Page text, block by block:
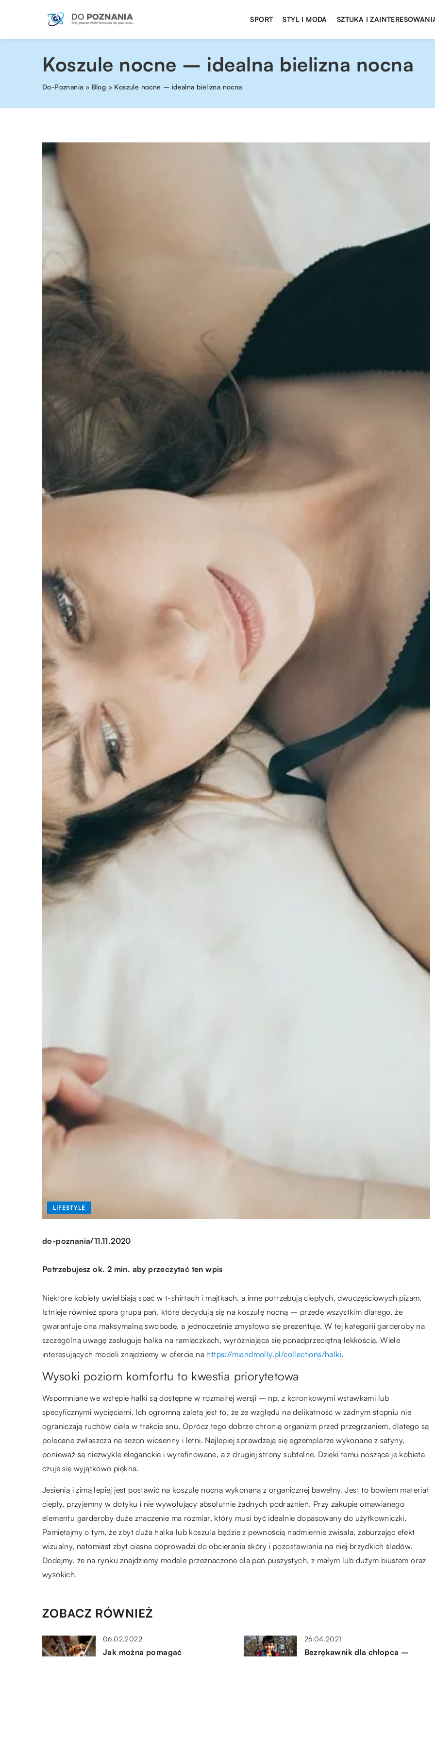
SPORT STYL I MODA SZTUKA I
Koszule nocne – idealna bielizna nocna
Do-Poznania » Blog » Koszule nocne – idealna bielizna nocna
LIFESTYLE
do-poznania/11.11.2020
Potrzebujesz ok. 2 min. aby przeczytać ten wpis
Niektóre kobiety uwielbiają spać w t-shirtach i majtkach, a inne potrzebują ciepłych, dwuczęściowych piżam.
Istnieje również spora grupa pań, które decydują się na koszulę nocną – przede wszystkim dlatego, że
gwarantuje ona maksymalną swobodę, a jednocześnie zmysłowo się prezentuje. W tej kategorii garderoby na
szczególną uwagę zasługuje halka na ramiączkach, wyróżniająca się ponadprzeciętną lekkością. Wiele
interesujących modeli znajdziemy w ofercie na https://miandmolly.pl/collections/halki.
Wysoki poziom komfortu to kwestia priorytetowa
Wspomniane we wstępie halki są dostępne w rozmaitej wersji – np. z koronkowymi wstawkami lub
specyficznymi wycięciami. Ich ogromną zaletą jest to, że ze względu na delikatność w żadnym stopniu nie
ograniczają ruchów ciała w trakcie snu. Oprócz tego dobrze chronią organizm przed przegrzaniem, dlatego są
polecane zwłaszcza na sezon wiosenny i letni. Najlepiej sprawdzają się egzemplarze wykonane z satyny,
ponieważ są niezwykle eleganckie i wyrafinowane, a z drugiej strony subtelne. Dzięki temu nosząca je kobieta
czuje się wyjątkowo piękna.
Jesienią i zimą lepiej jest postawić na koszulę nocną wykonaną z organicznej bawełny. Jest to bowiem materiał
ciepły, przyjemny w dotyku i nie wywołujący absolutnie żadnych podrażnień. Przy zakupie omawianego
elementu garderoby duże znaczenie ma rozmiar, który musi być idealnie dopasowany do użytkowniczki.
Pamiętajmy o tym, że zbyt duża halka lub koszula będzie z pewnością nadmiernie zwisała, zaburzając efekt
wizualny, natomiast zbyt ciasna doprowadzi do obcierania skóry i pozostawiania na niej brzydkich śladów.
Dodajmy, że na rynku znajdziemy modele przeznaczone dla pań puszystych, z małym lub dużym biustem oraz
wysokich.
ZOBACZ RÓWNIEŻ
06.02.2022
Jak można pomagać
26.04.2021
Bezrękawnik dla chłopca –